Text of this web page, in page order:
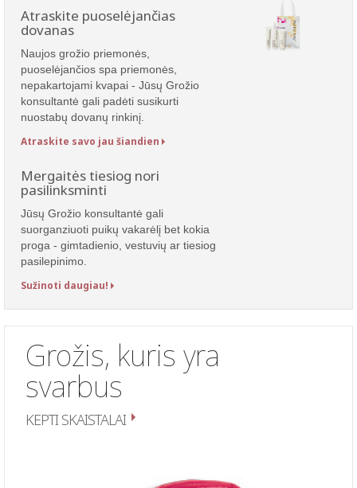
Atraskite puoselėjančias
dovanas
Naujos grožio priemonės,
puoselėjančios spa priemonės,
nepakartojami kvapai - Jūsų Grožio
konsultantė gali padėti susikurti
nuostabų dovanų rinkinį.
Atraskite savo jau šiandien
Mergaitės tiesiog nori
pasilinksminti
Jūsų Grožio konsultantė gali
suorganziuoti puikų vakarėlį bet kokia
proga - gimtadienio, vestuvių ar tiesiog
pasilepinimo.
Sužinoti daugiau!
Grožis, kuris yra
svarbus
KEPTI SKAISTALAI